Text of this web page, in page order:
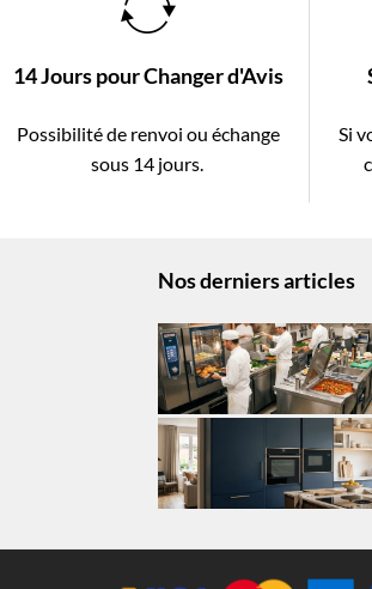
14 Jours pour Changer d'Avis
Possibilité de renvoi ou échange
sous 14 jours.
Si
Nos derniers articles